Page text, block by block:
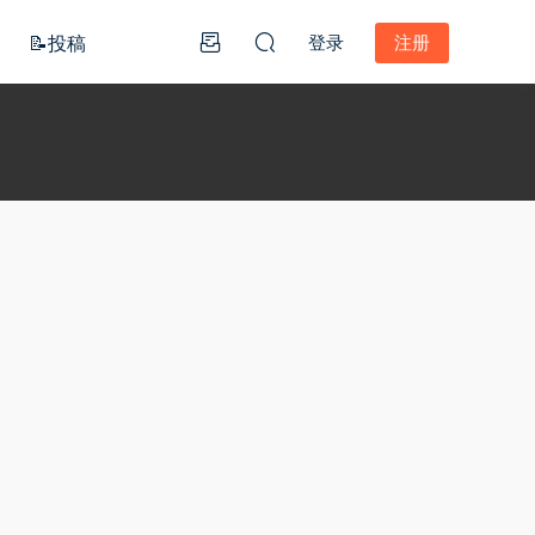
📝投稿 登录 注册